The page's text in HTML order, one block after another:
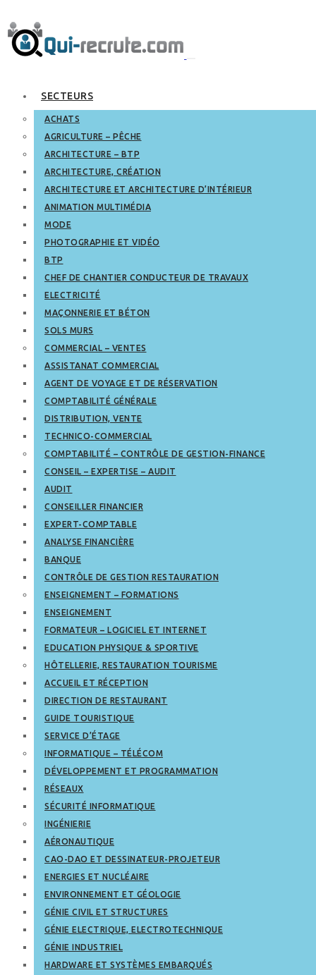
SECTEURS
ACHATS
AGRICULTURE – PÊCHE
ARCHITECTURE – BTP
ARCHITECTURE, CRÉATION
ARCHITECTURE ET ARCHITECTURE D’INTÉRIEUR
ANIMATION MULTIMÉDIA
MODE
PHOTOGRAPHIE ET VIDÉO
BTP
CHEF DE CHANTIER CONDUCTEUR DE TRAVAUX
ELECTRICITÉ
MAÇONNERIE ET BÉTON
SOLS MURS
COMMERCIAL – VENTES
ASSISTANAT COMMERCIAL
AGENT DE VOYAGE ET DE RÉSERVATION
COMPTABILITÉ GÉNÉRALE
DISTRIBUTION, VENTE
TECHNICO-COMMERCIAL
COMPTABILITÉ – CONTRÔLE DE GESTION-FINANCE
CONSEIL – EXPERTISE – AUDIT
AUDIT
CONSEILLER FINANCIER
EXPERT-COMPTABLE
ANALYSE FINANCIÈRE
BANQUE
CONTRÔLE DE GESTION RESTAURATION
ENSEIGNEMENT – FORMATIONS
ENSEIGNEMENT
FORMATEUR – LOGICIEL ET INTERNET
EDUCATION PHYSIQUE & SPORTIVE
HÔTELLERIE, RESTAURATION TOURISME
ACCUEIL ET RÉCEPTION
DIRECTION DE RESTAURANT
GUIDE TOURISTIQUE
SERVICE D’ÉTAGE
INFORMATIQUE – TÉLÉCOM
DÉVELOPPEMENT ET PROGRAMMATION
RÉSEAUX
SÉCURITÉ INFORMATIQUE
INGÉNIERIE
AÉRONAUTIQUE
CAO-DAO ET DESSINATEUR-PROJETEUR
ENERGIES ET NUCLÉAIRE
ENVIRONNEMENT ET GÉOLOGIE
GÉNIE CIVIL ET STRUCTURES
GÉNIE ELECTRIQUE, ELECTROTECHNIQUE
GÉNIE INDUSTRIEL
HARDWARE ET SYSTÈMES EMBARQUÉS